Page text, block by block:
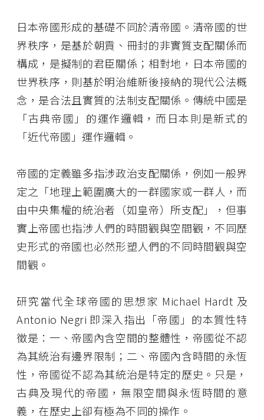
日本帝國形成的基礎不同於清帝國。清帝國的世
界秩序，是基於朝貢、冊封的非實質支配關係而
構成，是擬制的君臣關係；相對地，日本帝國的
世界秩序，則基於明治維新後接納的現代公法概
念，是合法且實質的法制支配關係。傳統中國是
「古典帝國」的運作邏輯，而日本則是新式的
「近代帝國」運作邏輯。
帝國的定義雖多指涉政治支配關係，例如一般界
定之「地理上範圍廣大的一群國家或一群人，而
由中央集權的統治者（如皇帝）所支配」，但事
實上帝國也指涉人們的時間觀與空間觀，不同歷
史形式的帝國也必然形塑人們的不同時間觀與空
間觀。
研究當代全球帝國的思想家 Michael Hardt 及
Antonio Negri 即深入指出「帝國」的本質性特
徵是：一、帝國內含空間的整體性，帝國從不認
為其統治有邊界限制；二、帝國內含時間的永恆
性，帝國從不認為其統治是特定的歷史。只是，
古典及現代的帝國，無限空間與永恆時間的意
義，在歷史上卻有極為不同的操作。